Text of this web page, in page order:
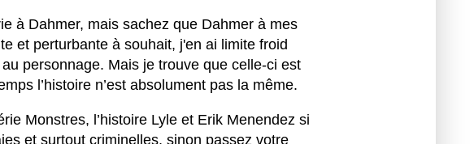
à Dahmer, mais sachez que Dahmer à mes
et perturbante à souhait, j'en ai limite froid
personnage. Mais je trouve que celle-ci est
l’histoire n’est absolument pas la même.
Monstres, l’histoire Lyle et Erik Menendez si
et surtout criminelles, sinon passez votre